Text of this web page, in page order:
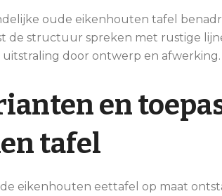
oude eikenhouten tafel
de structuur spreken met rustige
uitstraling door ontwerp en afwerking.
en
tafel
eikenhouten eettafel op maat